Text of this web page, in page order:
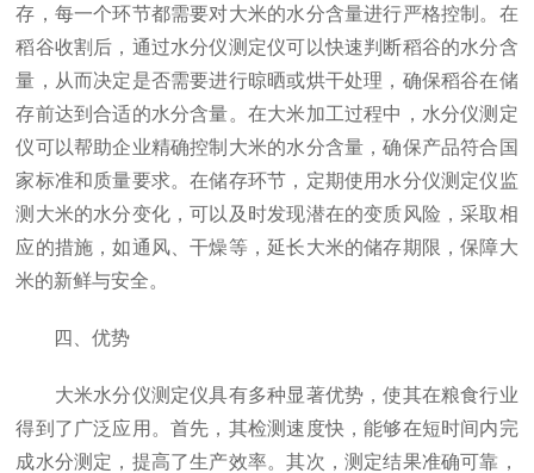
存，每一个环节都需要对大米的水分含量进行严格控制。在
稻谷收割后，通过水分仪测定仪可以快速判断稻谷的水分含
量，从而决定是否需要进行晾晒或烘干处理，确保稻谷在储
存前达到合适的水分含量。在大米加工过程中，水分仪测定
仪可以帮助企业精确控制大米的水分含量，确保产品符合国
家标准和质量要求。在储存环节，定期使用水分仪测定仪监
测大米的水分变化，可以及时发现潜在的变质风险，采取相
应的措施，如通风、干燥等，延长大米的储存期限，保障大
米的新鲜与安全。
四、优势
大米水分仪测定仪具有多种显著优势，使其在粮食行业
得到了广泛应用。首先，其检测速度快，能够在短时间内完
成水分测定，提高了生产效率。其次，测定结果准确可靠，